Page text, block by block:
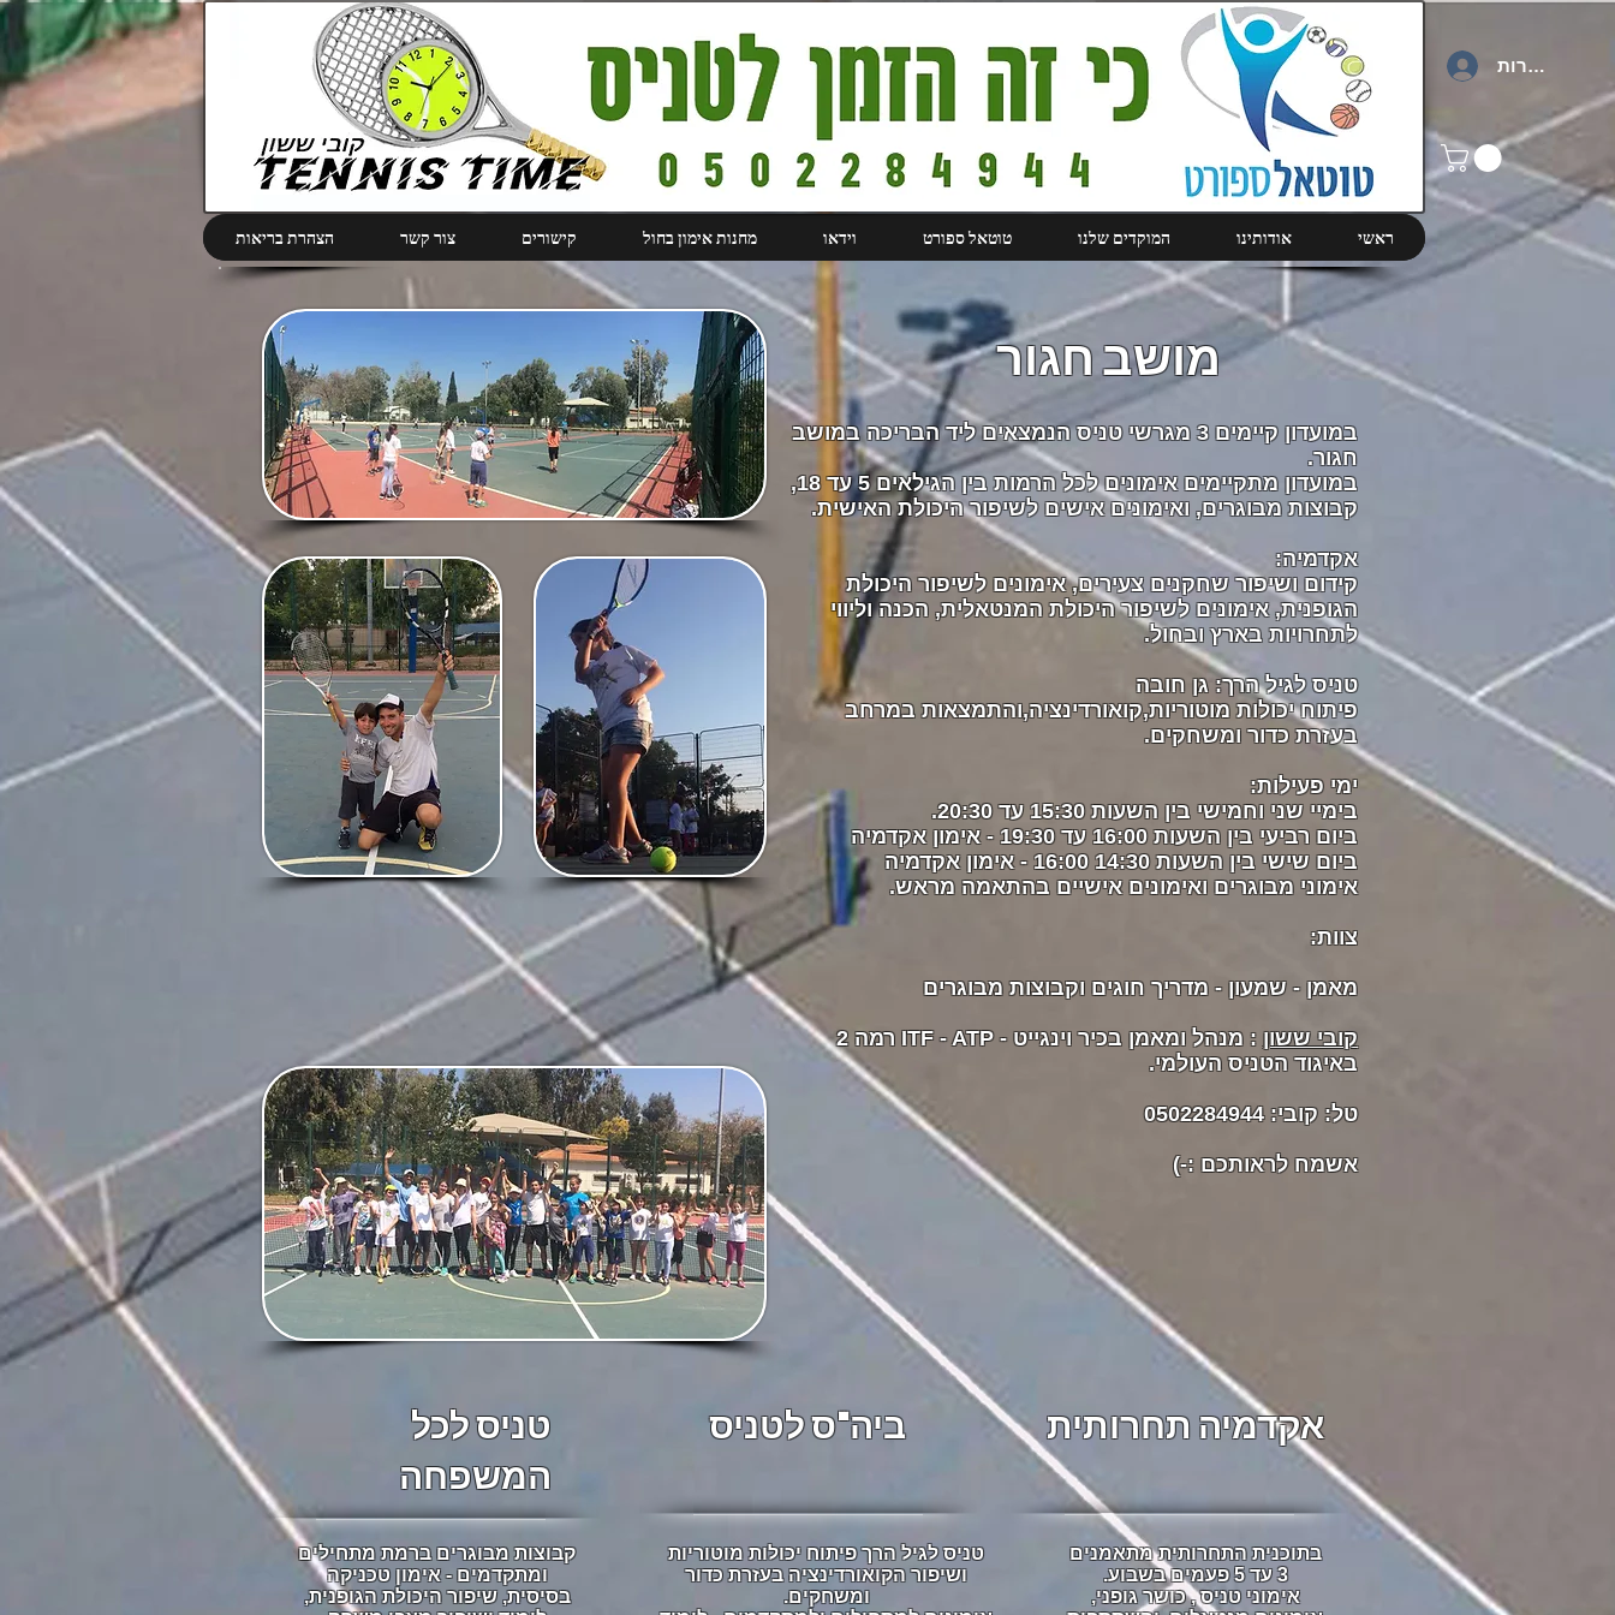
הצהרת בריאות צור קשר קישורים מחנות אימון בחול וידאו טוטאל ספורט המוקדים שלנו אודותינו ראשי
להתחברות
מושב חגור
במועדון קיימים 3 מגרשי טניס הנמצאים ליד הבריכה במושב
חגור.
במועדון מתקיימים אימונים לכל הרמות בין הגילאים 5 עד 18,
קבוצות מבוגרים, ואימונים אישים לשיפור היכולת האישית.
אקדמיה:
קידום ושיפור שחקנים צעירים, אימונים לשיפור היכולת
הגופנית, אימונים לשיפור היכולת המנטאלית, הכנה וליווי
לתחרויות בארץ ובחול.
טניס לגיל הרך: גן חובה
פיתוח יכולות מוטוריות,קואורדינציה,והתמצאות במרחב
בעזרת כדור ומשחקים.
ימי פעילות:
בימיי שני וחמישי בין השעות 15:30 עד 20:30.
ביום רביעי בין השעות 16:00 עד 19:30 - אימון אקדמיה
ביום שישי בין השעות 14:30 16:00 - אימון אקדמיה
אימוני מבוגרים ואימונים אישיים בהתאמה מראש.
צוות:
מאמן - שמעון - מדריך חוגים וקבוצות מבוגרים
קובי ששון
: מנהל ומאמן בכיר וינגייט - ITF - ATP רמה 2
באיגוד הטניס העולמי.
טל: קובי: 0502284944
אשמח לראותכם :-)
טניס לכל
המשפחה
קבוצות מבוגרים ברמת מתחילים
ומתקדמים - אימון טכניקה
בסיסית, שיפור היכולת הגופנית,
ביה"ס לטניס
טניס לגיל הרך פיתוח יכולות מוטוריות
ושיפור הקואורדינציה בעזרת כדור
ומשחקים.
אקדמיה תחרותית
בתוכנית התחרותית מתאמנים
3 עד 5
פעמים בשבוע.
אימוני טניס , כושר גופני,